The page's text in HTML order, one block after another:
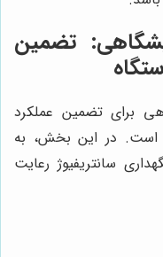
تضمین
برای تضمین عملکرد
است. در این بخش، به
سانتریفیوژ رعایت